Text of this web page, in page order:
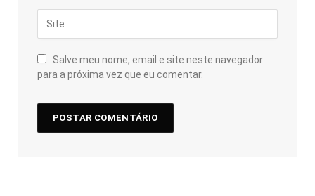
Salve meu nome, email e site neste navegador
para a próxima vez que eu comentar.